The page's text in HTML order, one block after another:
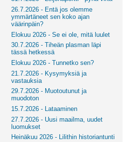
26.7.2026 - Entä jos olemme
ymmärtäneet sen koko ajan
väärinpäin?
Elokuu 2026 - Se ei ole, mitä luulet
30.7.2026 - Tiheän plasman läpi
tässä hetkessä
Elokuu 2026 - Tunnetko sen?
21.7.2026 - Kysymyksiä ja
vastauksia
29.7.2026 - Muotoutunut ja
muodoton
15.7.2026 - Lataaminen
27.7.2026 - Uusi maailma, uudet
luomukset
Heinäkuu 2026 - Lilithin historiantunti